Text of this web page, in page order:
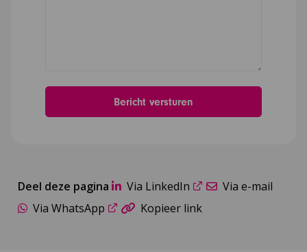
Deel deze pagina Via LinkedIn
Via e-mail
Via WhatsApp
Kopieer link